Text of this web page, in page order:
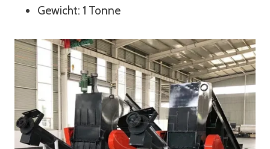
Gewicht: 1 Tonne